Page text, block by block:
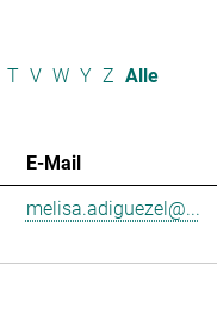
T V W Y Z Alle
E-Mail
melisa.adiguezel@...